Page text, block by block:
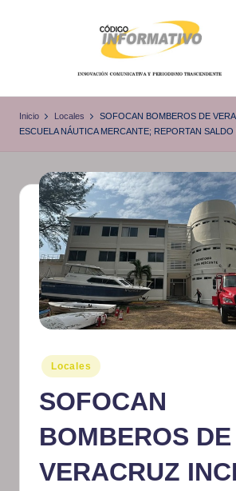
ó
i
g
o
I
n
f
o
r
m
at
iv
o
noticias
Inicio Locales
SOFOCAN BOMBEROS DE
ESCUELA NÁUTICA MERCANTE; REPORTAN SALDO
Publicado
en
Locales
SOFOCAN
BOMBEROS DE
VERACRUZ